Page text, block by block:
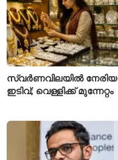
സ്വർണവിലയിൽ നേരിയ
ഇടിവ്; വെള്ളിക്ക് മുന്നേറ്റം